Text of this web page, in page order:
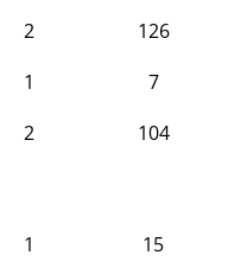
2
126
1
7
2 104
1
15